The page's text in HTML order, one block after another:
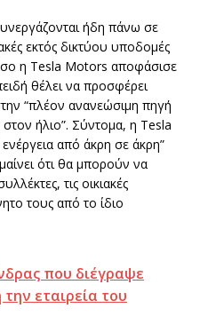
ήδη πάνω σε
εκτός δικτύου υποδομές
η Tesla Motors αποφάσισε
θέλει να προσφέρει
“πλέον ανανεώσιμη πηγή
στον ήλιο”. Σύντομα, η Tesla
από άκρη σε άκρη”
ότι θα μπορούν να
τις οικιακές
τους από το ίδιο
που διέγραψε
εταιρεία του